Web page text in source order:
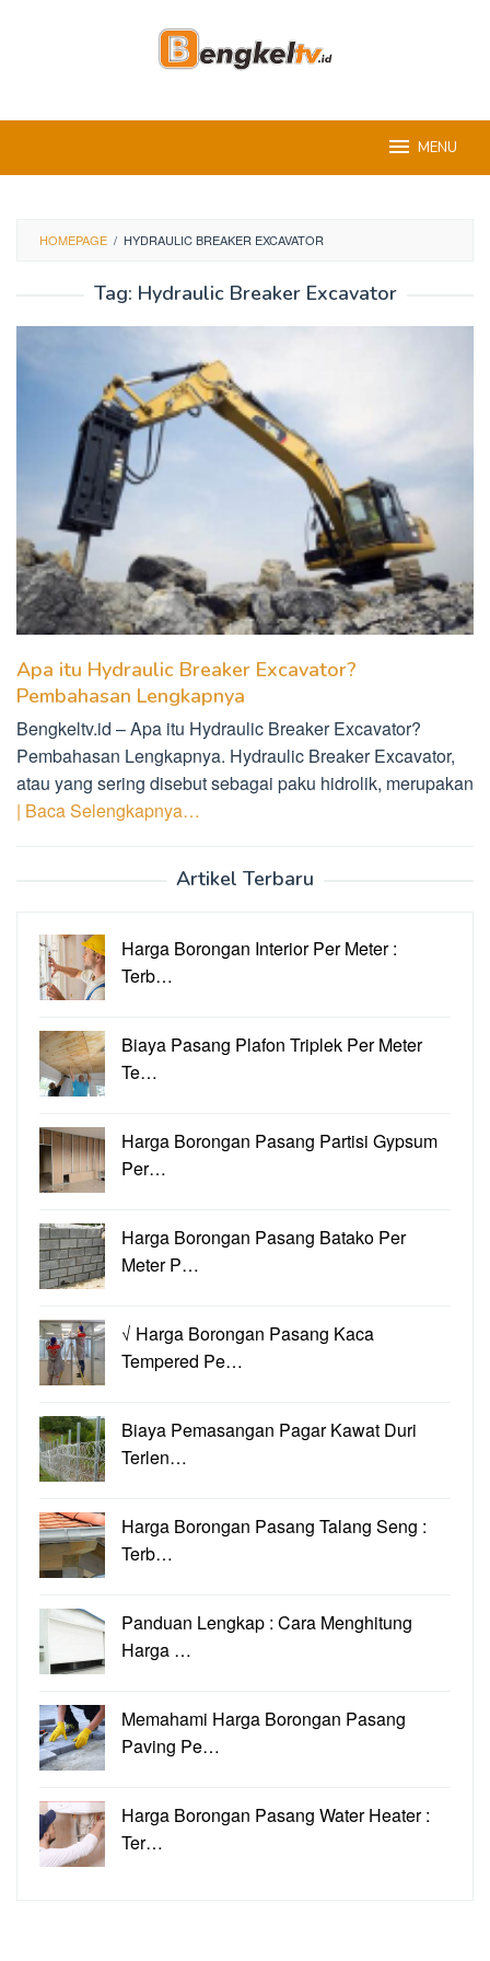
MENU
HOMEPAGE / HYDRAULIC BREAKER EXCAVATOR
Tag: Hydraulic Breaker Excavator
Apa itu Hydraulic Breaker Excavator?
Pembahasan Lengkapnya
Bengkeltv.id – Apa itu Hydraulic Breaker Excavator?
Pembahasan Lengkapnya. Hydraulic Breaker Excavator,
atau yang sering disebut sebagai paku hidrolik, merupakan
| Baca Selengkapnya…
Artikel Terbaru
Harga Borongan Interior Per Meter :
Terb…
Biaya Pasang Plafon Triplek Per Meter
Te…
Harga Borongan Pasang Partisi Gypsum
Per…
Harga Borongan Pasang Batako Per
Meter P…
√ Harga Borongan Pasang Kaca
Tempered Pe…
Biaya Pemasangan Pagar Kawat Duri
Terlen…
Harga Borongan Pasang Talang Seng :
Terb…
Panduan Lengkap : Cara Menghitung
Harga …
Memahami Harga Borongan Pasang
Paving Pe…
Harga Borongan Pasang Water Heater :
Ter…